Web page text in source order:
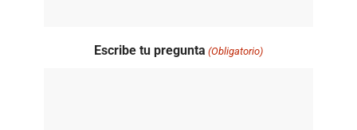
Escribe tu pregunta (Obligatorio)